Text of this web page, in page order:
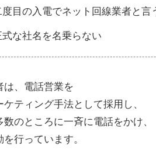
度目の入電でネット回線業者と言
式な社名を名乗らない
は、電話営業を
ティング手法として採用し、
のところに一斉に電話をかけ、
行っています。